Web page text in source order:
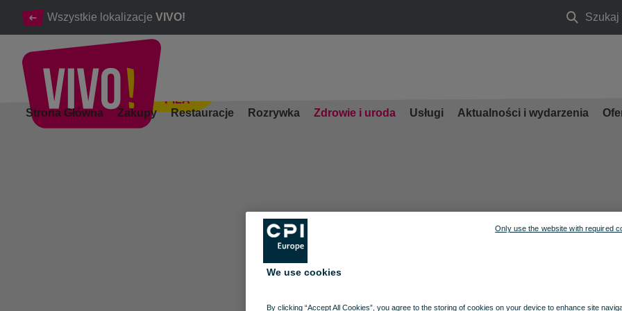
Wszystkie lokalizacje VIVO! Szukaj
Szukaj
PIŁA
Strona Główna Zakupy Restauracje Rozrywka Zdrowie i uroda Usługi Aktualności i wydarzenia
Uroda i zdrowie idą w parze w VIVO! Piła
We use cookies
By clicking “Accept All Cookies”, you agree to the storing of cookies on your device to enhance site
Only use the website with required